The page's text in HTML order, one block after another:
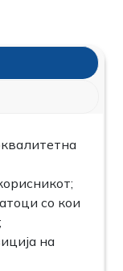
со кои
на